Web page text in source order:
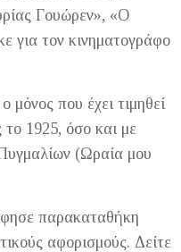
Γουώρεν», «O
για τον κινηματογράφο
που έχει τιμηθεί
το 1925, όσο και με
(Ωραία μου
παρακαταθήκη
αφορισμούς. Δείτε